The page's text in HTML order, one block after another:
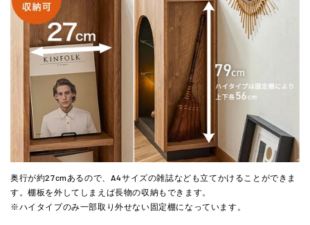
奥行が約27cmあるので、A4サイズの雑誌なども立てかけることができま
す。棚板を外してしまえば長物の収納もできます。
※ハイタイプのみ一部取り外せない固定棚になっています。